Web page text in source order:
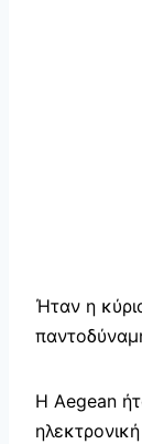
Ήταν η
Η Aegean